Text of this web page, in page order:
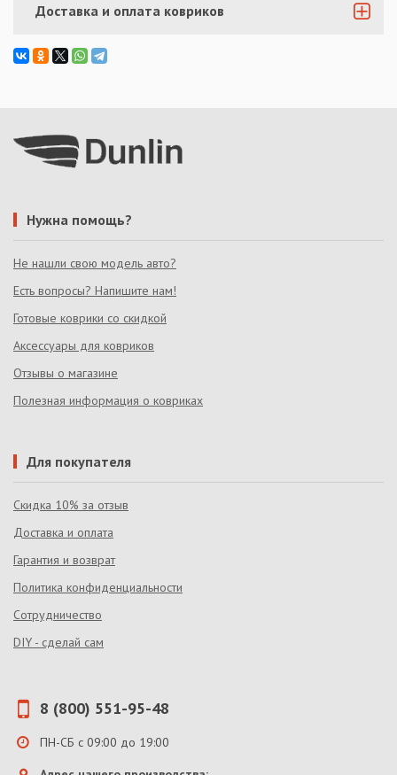
Доставка и оплата ковриков
Нужна помощь?
Не нашли свою модель авто?
Есть вопросы? Напишите нам!
Готовые коврики со скидкой
Аксессуары для ковриков
Отзывы о магазине
Полезная информация о ковриках
Для покупателя
Скидка 10% за отзыв
Доставка и оплата
Гарантия и возврат
Политика конфиденциальности
Сотрудничество
DIY - сделай сам
8 (800) 551-95-48
ПН-СБ с 09:00 до 19:00